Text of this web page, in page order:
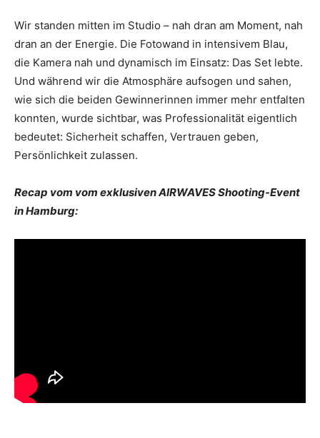
Wir standen mitten im Studio – nah dran am Moment, nah
dran an der Energie. Die Fotowand in intensivem Blau,
die Kamera nah und dynamisch im Einsatz: Das Set lebte.
Und während wir die Atmosphäre aufsogen und sahen,
wie sich die beiden Gewinnerinnen immer mehr entfalten
konnten, wurde sichtbar, was Professionalität eigentlich
bedeutet: Sicherheit schaffen, Vertrauen geben,
Persönlichkeit zulassen.
Recap vom vom exklusiven AIRWAVES Shooting-Event
in Hamburg: